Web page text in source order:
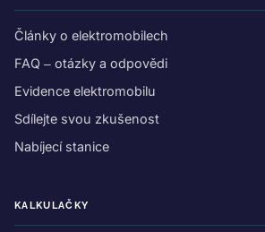
Články o elektromobilech
FAQ – otázky a odpovědi
Evidence elektromobilu
Sdílejte svou zkušenost
Nabíjecí stanice
KALKULAČKY